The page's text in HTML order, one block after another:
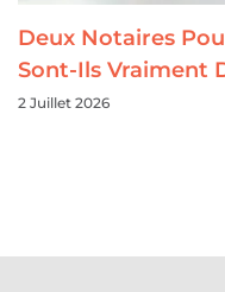
Deux Notaires
Sont-Ils Vraiment
2 Juillet 2026